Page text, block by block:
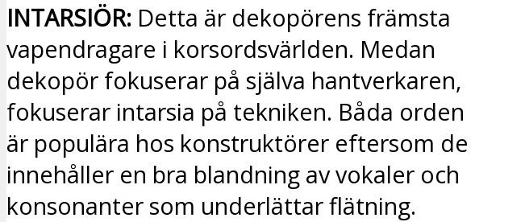
INTARSIÖR: Detta är dekopörens främsta
vapendragare i korsordsvärlden. Medan
dekopör fokuserar på själva hantverkaren,
fokuserar intarsia på tekniken. Båda orden
är populära hos konstruktörer eftersom de
innehåller en bra blandning av vokaler och
konsonanter som underlättar flätning.